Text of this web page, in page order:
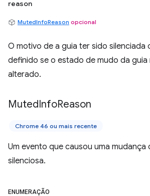
reason
MutedInfoReason opcional
O motivo de a guia ter sido silenciada
definido se o estado de mudo da guia
alterado.
MutedInfoReason
Chrome 46 ou mais recente
Um evento que causou uma mudança
silenciosa.
ENUMERAÇÃO